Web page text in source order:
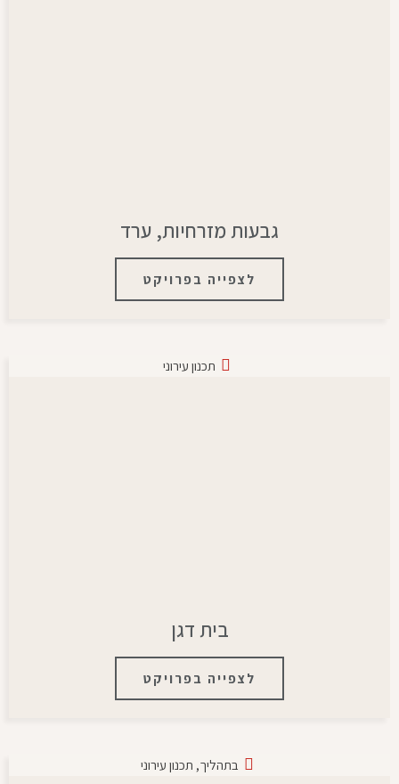
גבעות מזרחיות, ערד
לצפייה בפרויקט
תכנון עירוני
בית דגן
לצפייה בפרויקט
בתהליך, תכנון עירוני